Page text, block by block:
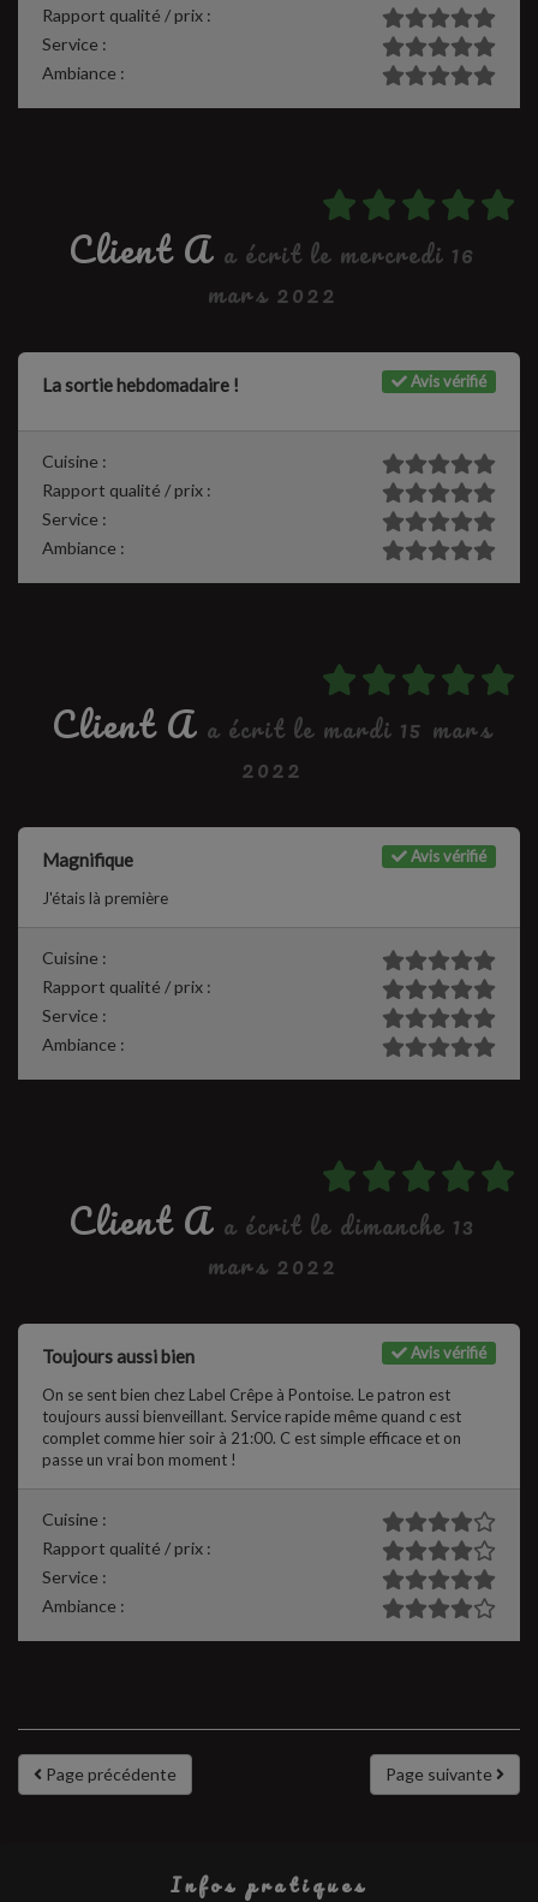
Rapport qualité / prix :
Service :
Ambiance :
Client A a écrit le mercredi 16
mars 2022
Avis vérifié
La sortie hebdomadaire !
Cuisine :
Rapport qualité / prix :
Service :
Ambiance :
Client A a écrit le mardi 15 mars
2022
Avis vérifié
Magnifique
J'étais là première
Cuisine :
Rapport qualité / prix :
Service :
Ambiance :
Client A a écrit le dimanche 13
mars 2022
Avis vérifié
Toujours aussi bien
On se sent bien chez Label Crêpe à Pontoise. Le patron est
toujours aussi bienveillant. Service rapide même quand c est
complet comme hier soir à 21:00. C est simple efficace et on
passe un vrai bon moment !
Cuisine :
Rapport qualité / prix :
Service :
Ambiance :
Page suivante
Page précédente
Infos pratiques